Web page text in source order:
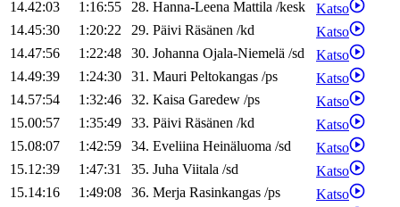
14.42:03
1:16:55 28. Hanna-Leena Mattila /kesk
Katso
14.45:30
1:20:22 29. Päivi Räsänen /kd
Katso
14.47:56
1:22:48 30. Johanna Ojala-Niemelä /sd
Katso
14.49:39
1:24:30 31. Mauri Peltokangas /ps
Katso
14.57:54
1:32:46 32. Kaisa Garedew /ps
Katso
15.00:57
1:35:49 33. Päivi Räsänen /kd
Katso
15.08:07
1:42:59 34. Eveliina Heinäluoma /sd
Katso
15.12:39
1:47:31 35. Juha Viitala /sd
Katso
15.14:16
1:49:08 36. Merja Rasinkangas /ps
Katso